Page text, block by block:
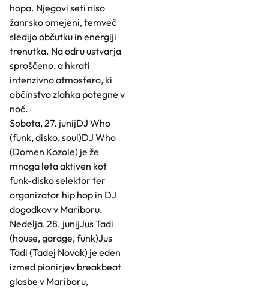
hopa. Njegovi seti niso
žanrsko omejeni, temveč
sledijo občutku in energiji
trenutka. Na odru ustvarja
sproščeno, a hkrati
intenzivno atmosfero, ki
občinstvo zlahka potegne v
noč.
Sobota, 27. junijDJ Who
(funk, disko, soul)DJ Who
(Domen Kozole) je že
mnoga leta aktiven kot
funk-disko selektor ter
organizator hip hop in DJ
dogodkov v Mariboru.
Nedelja, 28. junijJus Tadi
(house, garage, funk)Jus
Tadi (Tadej Novak) je eden
izmed pionirjev breakbeat
glasbe v Mariboru,